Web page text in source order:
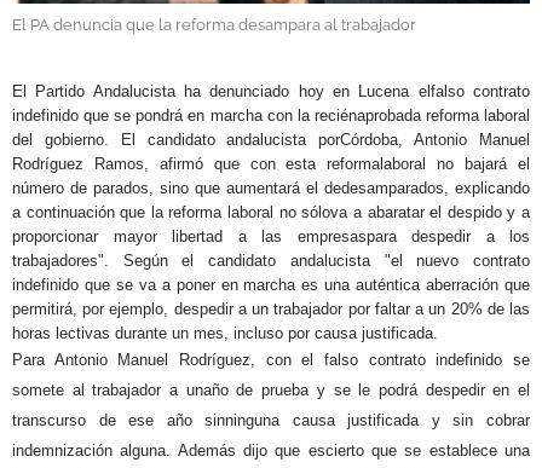
El PA denuncia que la reforma desampara al trabajador
El Partido Andalucista ha denunciado hoy en Lucena elfalso contrato
indefinido que se pondrá en marcha con la reciénaprobada reforma laboral
del gobierno. El candidato andalucista porCórdoba, Antonio Manuel
Rodríguez Ramos, afirmó que con esta reformalaboral no bajará el
número de parados, sino que aumentará el dedesamparados, explicando
a continuación que la reforma laboral no sólova a abaratar el despido y a
proporcionar mayor libertad a las empresaspara despedir a los
trabajadores". Según el candidato andalucista "el nuevo contrato
indefinido que se va a poner en marcha es una auténtica aberración que
permitirá, por ejemplo, despedir a un trabajador por faltar a un 20% de las
horas lectivas durante un mes, incluso por causa justificada.
Para Antonio Manuel Rodríguez, con el falso contrato indefinido se
somete al trabajador a unaño de prueba y se le podrá despedir en el
transcurso de ese año sinninguna causa justificada y sin cobrar
indemnización alguna. Además dijo que escierto que se establece una